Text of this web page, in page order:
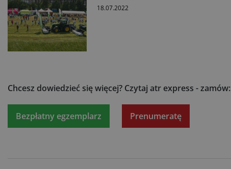
18.07.2022
Chcesz dowiedzieć się więcej? Czytaj atr express - zamów:
Bezpłatny egzemplarz Prenumeratę